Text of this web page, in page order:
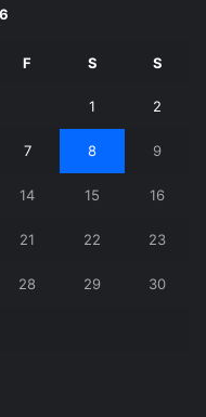
F S S
1 2
7 8 9
14 15 16
21 22 23
28 29 30